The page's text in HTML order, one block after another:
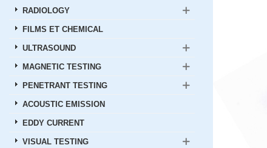
RADIOLOGY
FILMS ET CHEMICAL
ULTRASOUND
MAGNETIC TESTING
PENETRANT TESTING
ACOUSTIC EMISSION
EDDY CURRENT
VISUAL TESTING